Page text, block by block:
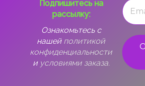
Подпишитесь на
рассылку:
Ознакомьтесь с
нашей политикой
конфиденциальности
и условиями заказа.